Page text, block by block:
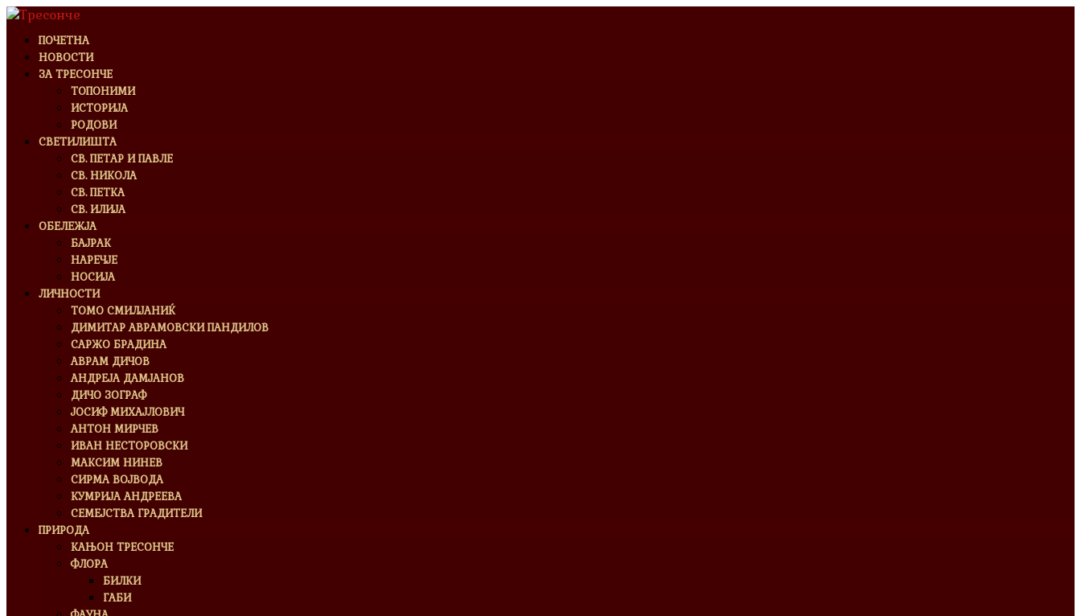
ПОЧЕТНА
НОВОСТИ
ЗА ТРЕСОНЧЕ
ТОПОНИМИ
ИСТОРИЈА
РОДОВИ
СВЕТИЛИШТА
СВ. ПЕТАР И ПАВЛЕ
СВ. НИКОЛА
СВ. ПЕТКА
СВ. ИЛИЈА
ОБЕЛЕЖЈА
БАЈРАК
НАРЕЧЈЕ
НОСИЈА
ЛИЧНОСТИ
ТОМО СМИЛЈАНИЌ
ДИМИТАР АВРАМОВСКИ ПАНДИЛОВ
САРЖО БРАДИНА
АВРАМ ДИЧОВ
АНДРЕЈА ДАМЈАНОВ
ДИЧО ЗОГРАФ
ЈОСИФ МИХАЈЛОВИЧ
АНТОН МИРЧЕВ
ИВАН НЕСТОРОВСКИ
МАКСИМ НИНЕВ
СИРМА ВОЈВОДА
КУМРИЈА АНДРЕЕВА
СЕМЕЈСТВА ГРАДИТЕЛИ
ПРИРОДА
КАЊОН ТРЕСОНЧЕ
ФЛОРА
БИЛКИ
ГАБИ